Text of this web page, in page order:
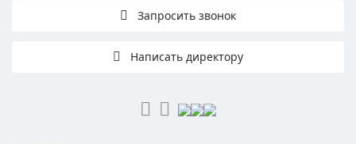
Запросить звонок
Написать директору